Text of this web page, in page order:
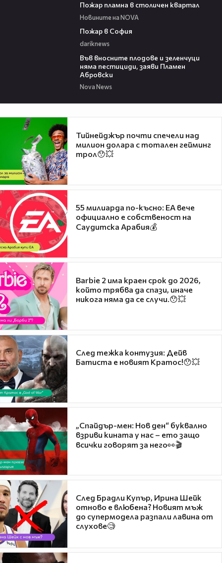
Пожар пламна в столичен квартал
Новините на NOVA
Пожар в София
dariknews
Във вносните плодове и зеленчуци
няма пестициди, заяви Пламен
Абровски
Nova News
Тийнейджър почти спечели над
милион долара с тотален гейминг
трол😯💥
55 милиарда по-късно: EA вече
официално е собственост на
Саудитска Арабия💰
Barbie 2 има краен срок до 2026,
който трябва да спази, иначе
никога няма да се случи.😯💥
След тежка контузия: Дейв
Батиста е новият Кратос!😯💥
„Спайдър-мен: Нов ден“ буквално
взриви кината у нас – ето защо
всички говорят за него👀🎬
След Брадли Купър, Ирина Шейк
отново е влюбена? Новият мъж
до супермодела разпали лавина от
слухове🧐